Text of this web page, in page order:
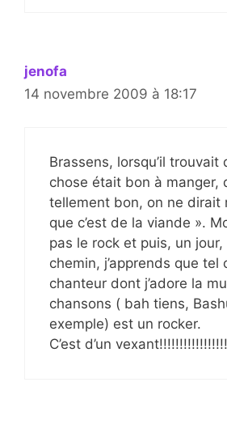
jenofa
14 novembre 2009 à 18:17
Brassens, lorsqu’il trouvait
chose était bon à manger,
tellement bon, on ne dirait
que c’est de la viande ».
pas le rock et puis, un
chemin, j’apprends que tel
chanteur dont j’adore la
chansons ( bah tiens,
exemple) est un rocker.
C’est d’un